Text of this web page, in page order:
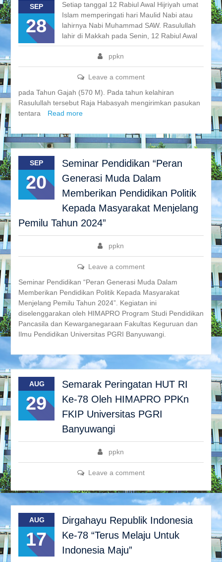
SEP
28
ppkn
Leave a comment
Setiap tanggal 12 Rabiul Awal Hijriyah umat
Islam memperingati hari Maulid Nabi atau
lahirnya Nabi Muhammad SAW. Rasulullah
lahir di Makkah pada Senin, 12 Rabiul Awal
pada Tahun Gajah (570 M). Pada tahun kelahiran
Rasulullah tersebut Raja Habasyah mengirimkan pasukan
tentara
Read more
SEP
20
Seminar Pendidikan “Peran
Generasi Muda Dalam
Memberikan Pendidikan Politik
Kepada Masyarakat Menjelang
Pemilu Tahun 2024”
ppkn
Leave a comment
Seminar Pendidikan “Peran Generasi Muda Dalam
Memberikan Pendidikan Politik Kepada Masyarakat
Menjelang Pemilu Tahun 2024”. Kegiatan ini
diselenggarakan oleh HIMAPRO Program Studi Pendidikan
Pancasila dan Kewarganegaraan Fakultas Keguruan dan
Ilmu Pendidikan Universitas PGRI Banyuwangi.
AUG
29
Semarak Peringatan HUT RI
Ke-78 Oleh HIMAPRO PPKn
FKIP Universitas PGRI
Banyuwangi
ppkn
Leave a comment
AUG
17
Dirgahayu Republik Indonesia
Ke-78 “Terus Melaju Untuk
Indonesia Maju”